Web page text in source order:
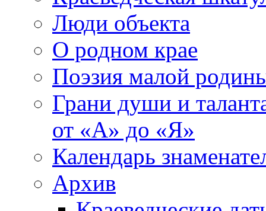
Люди объекта
О родном крае
Поэзия малой
Грани души и
от «А» до «Я»
Календарь
Архив